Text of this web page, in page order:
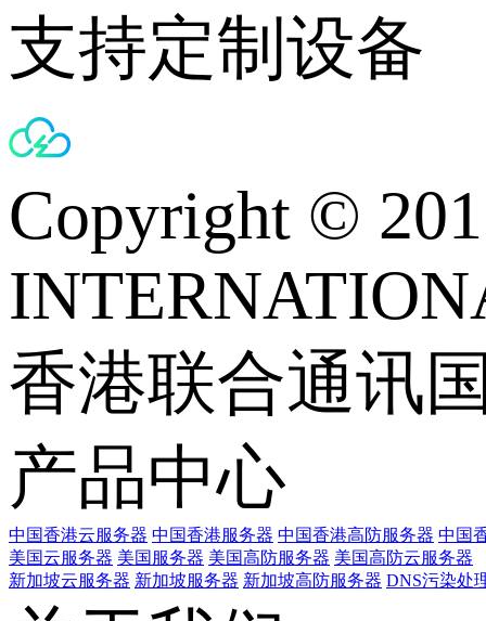
支持定制设备
Copyright ©
香港联合通讯
产品中心
中国香港云服务器 中国香港服务器 中国香港高防服务器 中国
美国云服务器 美国服务器 美国高防服务器 美国高防云服务器
新加坡云服务器 新加坡服务器 新加坡高防服务器 DNS污染处